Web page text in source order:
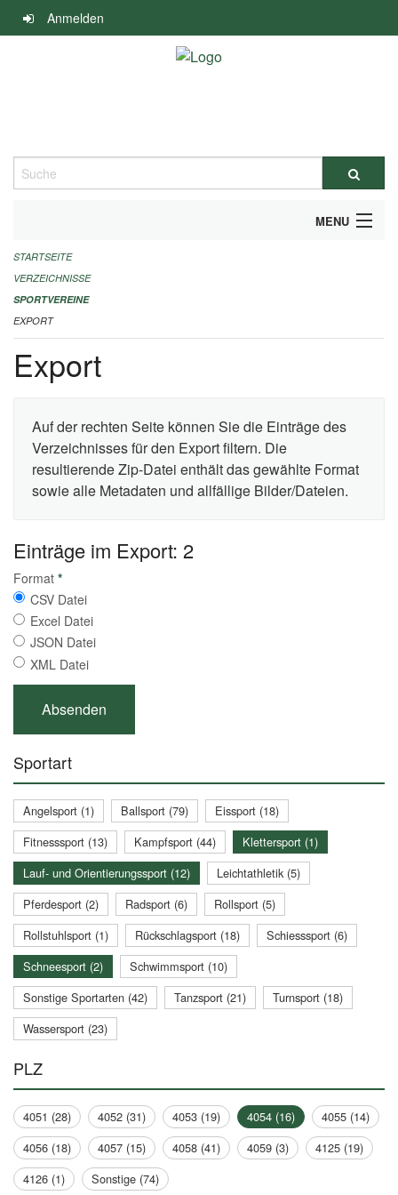
Navigation
überspringen
Anmelden
Suche
MENU
ALLGEMEINE INFORMATIONEN
FINANZIELLE UNTERSTÜTZUNG BENÖTIGT?
KONTAKT
STARTSEITE
VERZEICHNISSE
SPORTVEREINE
EXPORT
Export
Auf der rechten Seite können Sie die Einträge des
Verzeichnisses für den Export filtern. Die
resultierende Zip-Datei enthält das gewählte Format
sowie alle Metadaten und allfällige Bilder/Dateien.
Einträge im Export: 2
Format *
CSV Datei
Excel Datei
JSON Datei
XML Datei
Sportart
Angelsport (1) Ballsport (79)
Eissport (18)
Fitnesssport (13)
Kampfsport (44)
Klettersport (1)
Lauf- und Orientierungssport (12)
Leichtathletik (5)
Pferdesport (2)
Radsport (6)
Rollsport (5)
Rollstuhlsport (1)
Rückschlagsport (18)
Schiesssport (6)
Schneesport (2)
Schwimmsport (10)
Sonstige Sportarten (42)
Tanzsport (21)
Turnsport (18)
Wassersport (23)
PLZ
4051 (28) 4052 (31) 4053 (19) 4054 (16)
4055 (14)
4056 (18)
4057 (15) 4058 (41) 4059 (3)
4125 (19)
4126 (1)
Sonstige (74)